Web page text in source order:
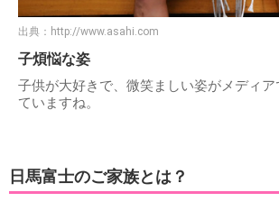
出典： http://www.asahi.com
子煩悩な姿
子供が大好きで、微笑ましい姿がメディ
ていますね。
日馬富士のご家族とは？